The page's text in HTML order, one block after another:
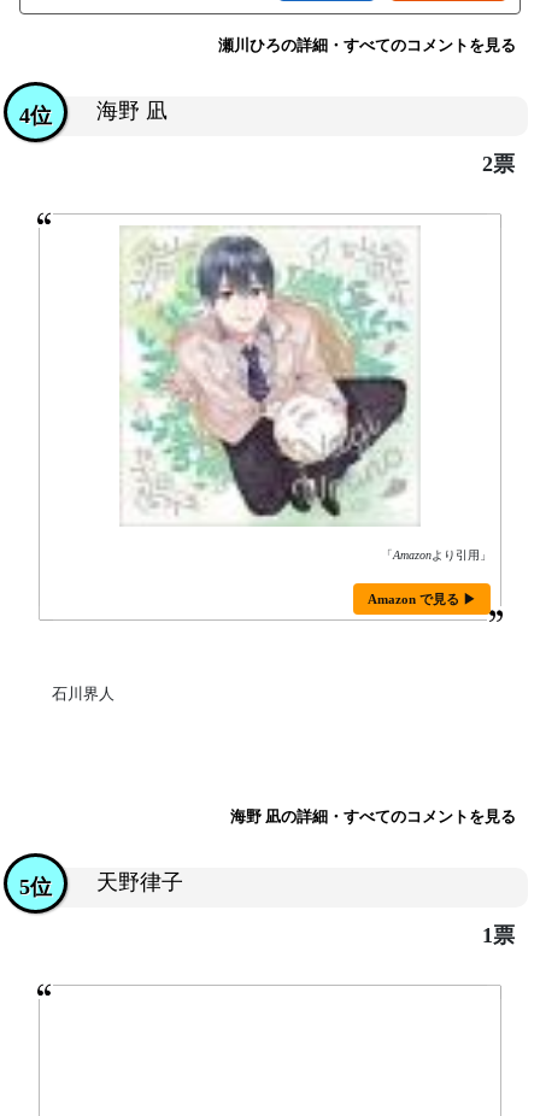
瀬川ひろの詳細・すべてのコメントを見る
海野 凪
4位
2票
「Amazonより引用」
Amazon で見る ▶
石川界人
海野 凪の詳細・すべてのコメントを見る
天野律子
5位
1票